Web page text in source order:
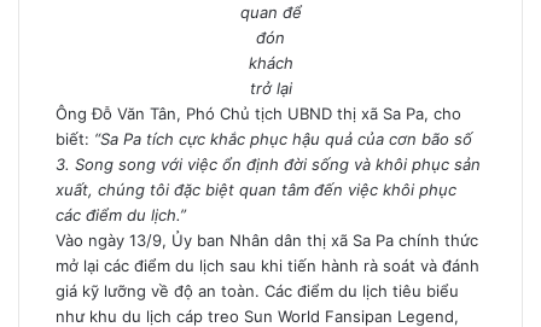
quan để
đón
khách
trở lại
Ông Đỗ Văn Tân, Phó Chủ tịch UBND thị xã Sa Pa, cho
biết: “Sa Pa tích cực khắc phục hậu quả của cơn bão số
3. Song song với việc ổn định đời sống và khôi phục sản
xuất, chúng tôi đặc biệt quan tâm đến việc khôi phục
các điểm du lịch.”
Vào ngày 13/9, Ủy ban Nhân dân thị xã Sa Pa chính thức
mở lại các điểm du lịch sau khi tiến hành rà soát và đánh
giá kỹ lưỡng về độ an toàn. Các điểm du lịch tiêu biểu
như khu du lịch cáp treo Sun World Fansipan Legend,